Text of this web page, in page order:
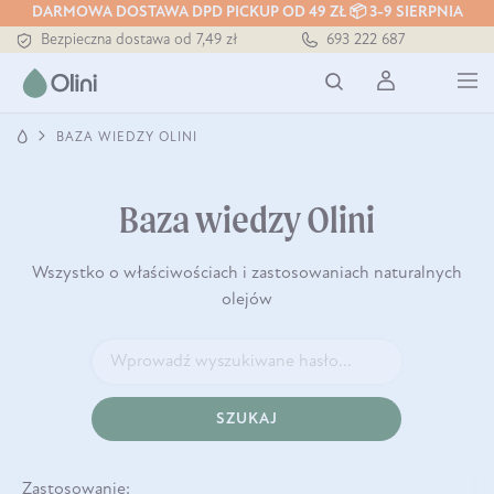
DARMOWA DOSTAWA DPD PICKUP OD 49 ZŁ 📦 3-9 SIERPNIA
Bezpieczna dostawa od 7,49 zł
Darmowa dostawa od 199 zł
Tłoczony zawsze na zimno
693 222 687
BAZA WIEDZY OLINI
Baza wiedzy Olini
Wszystko o właściwościach i zastosowaniach naturalnych
olejów
SZUKAJ
Zastosowanie: